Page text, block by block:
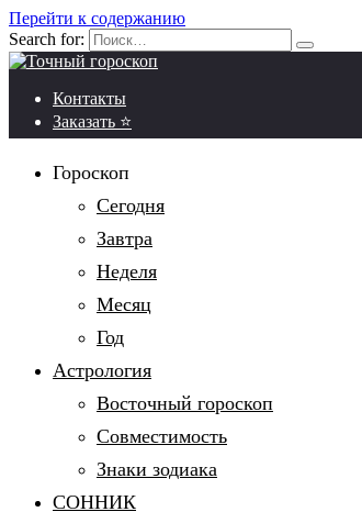
Перейти к содержанию
Search for:
Контакты
Заказать ⭐
Гороскоп
Сегодня
Завтра
Неделя
Месяц
Год
Астрология
Восточный гороскоп
Совместимость
Знаки зодиака
СОННИК